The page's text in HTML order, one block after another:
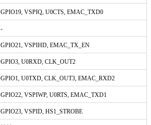
GPIO19, VSPIQ, U0CTS, EMAC_TXD0
-
GPIO21, VSPIHD, EMAC_TX_EN
GPIO3, U0RXD, CLK_OUT2
GPIO1, U0TXD, CLK_OUT3, EMAC_RXD2
GPIO22, VSPIWP, U0RTS, EMAC_TXD1
GPIO23, VSPID, HS1_STROBE